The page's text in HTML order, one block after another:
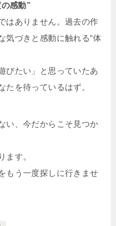
感動”
はありません。過去の作
気づきと感動に触れる“体
びたい」と思っていたあ
たを待っているはず。
い、今だからこそ見つか
ます。
もう一度探しに行きませ